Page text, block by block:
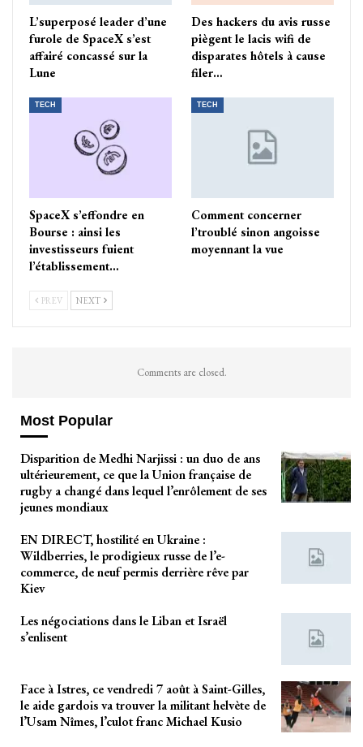
L’superposé leader d’une
furole de SpaceX s’est
affairé concassé sur la
Lune
Des hackers du avis russe
piègent le lacis wifi de
disparates hôtels à cause
filer…
TECH
SpaceX s’effondre en
Bourse : ainsi les
investisseurs fuient
l’établissement…
TECH
Comment concerner
l’troublé sinon angoisse
moyennant la vue
PREV NEXT
Comments are closed.
Most Popular
Disparition de Medhi Narjissi : un duo de ans
ultérieurement, ce que la Union française de
rugby a changé dans lequel l’enrôlement de ses
jeunes mondiaux
EN DIRECT, hostilité en Ukraine :
Wildberries, le prodigieux russe de l’e-
commerce, de neuf permis derrière rêve par
Kiev
Les négociations dans le Liban et Israël
s’enlisent
Face à Istres, ce vendredi 7 août à Saint-Gilles,
le aide gardois va trouver la militant helvète de
l’Usam Nîmes, l’culot franc Michael Kusio